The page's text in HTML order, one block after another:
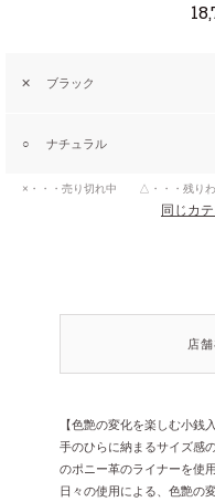
✕ ブラック
○ ナチュラル
×・・・売り切れ中 △・・・残り
同じカ
店
【色艶の変化を楽しむ小銭入
手のひらに納まるサイズ感
のポニー革のライナーを使
日々の使用による、色艶の